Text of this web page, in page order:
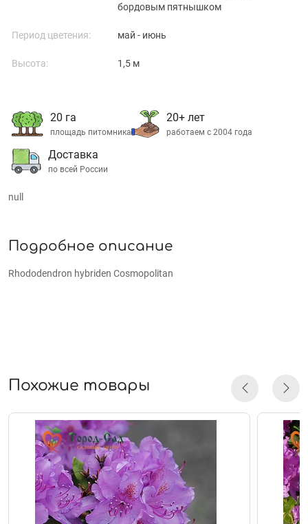
бордовым пятнышком
Период цветения: май - июнь
Высота: 1,5 м
20 га
площадь питомника
20+ лет
работаем с 2004 года
Доставка
по всей России
null
Подробное описание
Rhododendron hybriden Cosmopolitan
Похожие товары